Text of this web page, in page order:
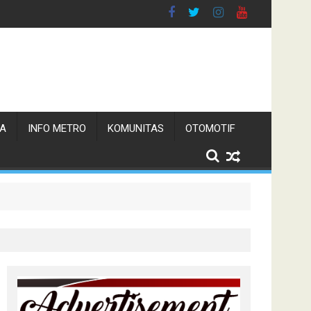
INFO METRO KOMUNITAS OTOMOTIF